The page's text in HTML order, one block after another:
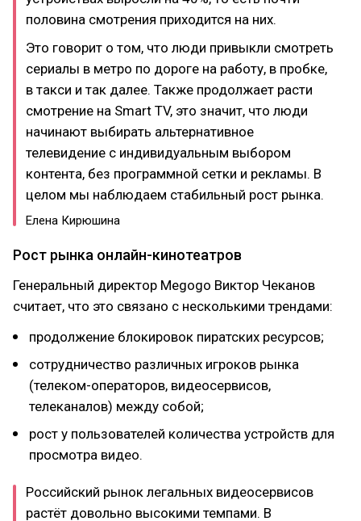
половина смотрения приходится на них.
Это говорит о том, что люди привыкли смотреть
сериалы в метро по дороге на работу, в пробке,
в такси и так далее. Также продолжает расти
смотрение на Smart TV, это значит, что люди
начинают выбирать альтернативное
телевидение с индивидуальным выбором
контента, без программной сетки и рекламы. В
целом мы наблюдаем стабильный рост рынка.
Елена Кирюшина
Рост рынка онлайн-кинотеатров
Генеральный директор Megogo Виктор Чеканов
считает, что это связано с несколькими трендами:
продолжение блокировок пиратских ресурсов;
сотрудничество различных игроков рынка
(телеком-операторов, видеосервисов,
телеканалов) между собой;
рост у пользователей количества устройств для
просмотра видео.
Российский рынок легальных видеосервисов
растёт довольно высокими темпами. В